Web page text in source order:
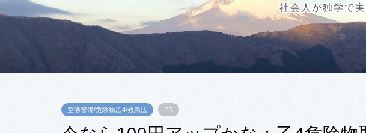
社会人が独学で
空港警備/危険物乙4/救急法 PR